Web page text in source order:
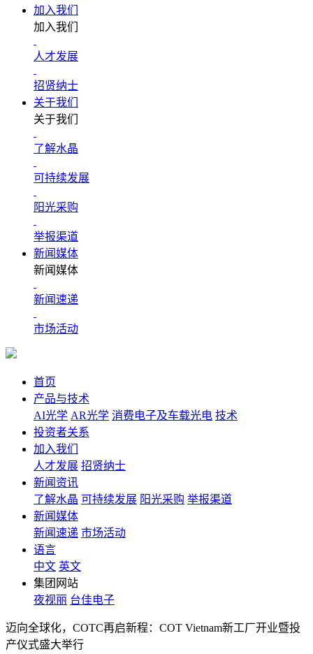
加入我们
加入我们
人才发展
招贤纳士
关于我们
关于我们
了解水晶
可持续发展
阳光采购
举报渠道
新闻媒体
新闻媒体
新闻速递
市场活动
首页
产品与技术
AI光学 AR光学 消费电子及车载光电 技术
投资者关系
加入我们
人才发展 招贤纳士
新闻资讯
了解水晶 可持续发展 阳光采购 举报渠道
新闻媒体
新闻速递 市场活动
语言
中文 英文
集团网站
夜视丽 台佳电子
迈向全球化，COTC再启新程：COT Vietnam新工厂开业暨投
产仪式盛大举行